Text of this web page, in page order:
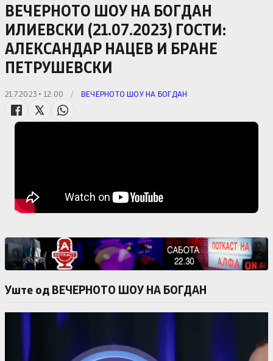
ВЕЧЕРНОТО ШОУ НА БОГДАН
ИЛИЕВСКИ (21.07.2023) ГОСТИ:
АЛЕКСАНДАР НАЦЕВ И БРАНЕ
ПЕТРУШЕВСКИ
21.7.2023 • 12:00 / ВЕЧЕРНОТО ШОУ НА БОГДАН
Уште од ВЕЧЕРНОТО ШОУ НА БОГДАН